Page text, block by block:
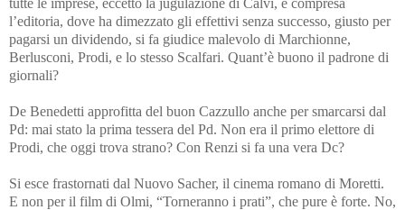
l’editoria, dove ha dimezzato gli effettivi senza successo, giusto per
pagarsi un dividendo, si fa giudice malevolo di Marchionne,
Berlusconi, Prodi, e lo stesso Scalfari. Quant’è buono il padrone di
giornali?
De Benedetti approfitta del buon Cazzullo anche per smarcarsi dal
Pd: mai stato la prima tessera del Pd. Non era il primo elettore di
Prodi, che oggi trova strano? Con Renzi si fa una vera Dc?
Si esce frastornati dal Nuovo Sacher, il cinema romano di Moretti.
E non per il film di Olmi, “Torneranno i prati”, che pure è forte. No,